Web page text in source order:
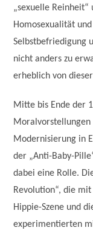
„sexuelle
Homosexualität
Selbstbefriedigung
nicht anders zu
erheblich von
Mitte bis Ende der
Modernisierung in
der „Anti-Baby-
dabei eine Rolle.
Revolution“, die
Hippie-Szene und
experimentierten